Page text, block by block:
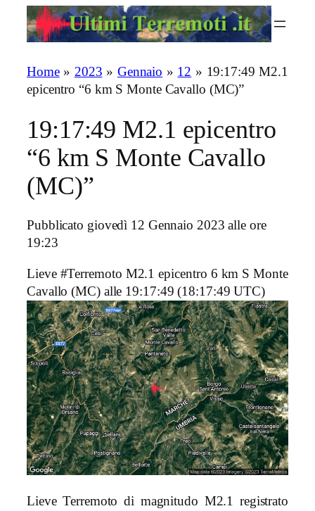
Home» 2023 » Gennaio » 12 » 19:17:49 M2.1
epicentro “6 km S Monte Cavallo (MC)”
19:17:49 M2.1 epicentro
“6 km S Monte Cavallo
(MC)”
Pubblicato giovedì 12 Gennaio 2023 alle ore
19:23
Lieve #Terremoto M2.1 epicentro 6 km S Monte
Cavallo (MC)alle 19:17:49 (18:17:49 UTC)
Lieve Terremoto di magnitudo M2.1 registrato